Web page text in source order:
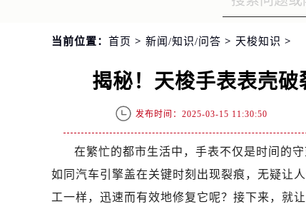
北京市朝阳区建国门外大街甲6号
节假日正常营业！
当前位置： 首页 > 新闻/知识/问答 > 天梭知识 >
揭秘！天梭手表表壳破
发布时间：2025-03-15 11:30:50
在繁忙的都市生活中，手表不仅是时间的
如同汽车引擎盖在关键时刻出现裂痕，无疑让
工一样，迅速而有效地修复它呢？接下来，就